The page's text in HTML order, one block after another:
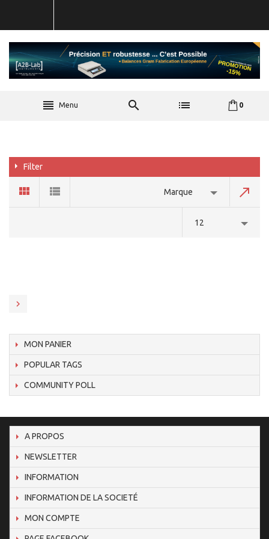
Menu 0
Filter
Marque
12
MON PANIER
POPULAR TAGS
COMMUNITY POLL
A PROPOS
NEWSLETTER
INFORMATION
INFORMATION DE LA SOCIETÉ
MON COMPTE